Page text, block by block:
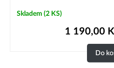
Skladem (2 KS)
1 190,00
Do